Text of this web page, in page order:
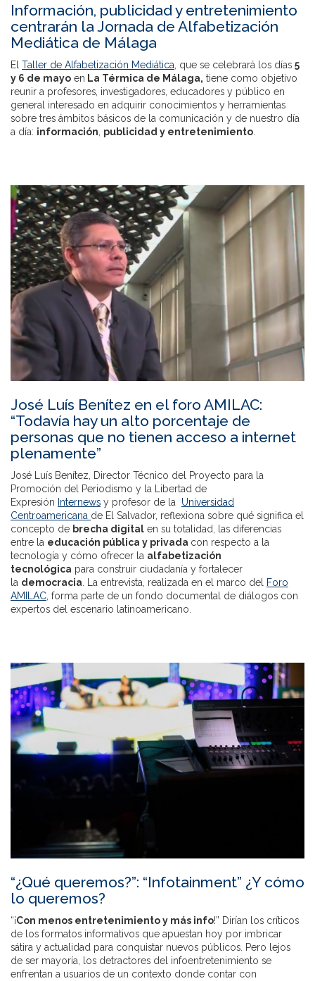
Información, publicidad y entretenimiento
centrarán la Jornada de Alfabetización
Mediática de Málaga
El Taller de Alfabetización Mediática , que se celebrará los días 5
y 6 de mayo en La Térmica de Málaga​, tiene como objetivo
reunir a profesores, investigadores, educadores y público en
general interesado en adquirir conocimientos y herramientas
sobre tres ámbitos básicos de la comunicación y de nuestro día
a día: información publicidad y entretenimiento
José Luís Benítez en el foro AMILAC:
“Todavía hay un alto porcentaje de
personas que no tienen acceso a internet
plenamente”
José Luís Benítez, Director Técnico del Proyecto para la
Promoción del Periodismo y la Libertad de
Expresión Internews y profesor de la Universidad
Centroamericana de El Salvador, reflexiona sobre qué significa el
concepto de brecha digital en su totalidad, las diferencias
entre la educación pública y privada con respecto a la
tecnología y cómo ofrecer la alfabetización
tecnológica para construir ciudadanía y fortalecer
la democracia . La entrevista, realizada en el marco del
Foro
AMILAC , forma parte de un fondo documental de diálogos con
expertos del escenario latinoamericano.
“¿Qué queremos?”: “Infotainment” ¿Y cómo
lo queremos?
“¡Con menos entretenimiento y más info!” Dirían los críticos
de los formatos informativos que apuestan hoy por imbricar
sátira y actualidad para conquistar nuevos públicos. Pero lejos
de ser mayoría, los detractores del infoentretenimiento se
enfrentan a usuarios de un contexto donde contar con